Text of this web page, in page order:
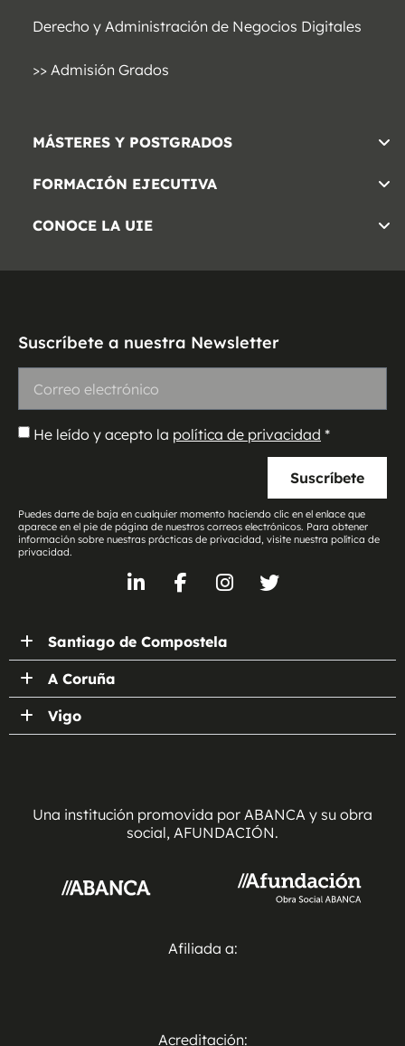
Derecho y Administración de Negocios Digitales
>> Admisión Grados
MÁSTERES Y POSTGRADOS
FORMACIÓN EJECUTIVA
CONOCE LA UIE
Suscríbete a nuestra Newsletter
He leído y acepto la política de privacidad *
Suscríbete
Puedes darte de baja en cualquier momento haciendo clic en el enlace que
aparece en el pie de página de nuestros correos electrónicos. Para obtener
información sobre nuestras prácticas de privacidad, visite nuestra política de
privacidad.
Santiago de Compostela
A Coruña
Vigo
Una institución promovida por ABANCA y su obra
social, AFUNDACIÓN.
Afiliada a:
Acreditación: